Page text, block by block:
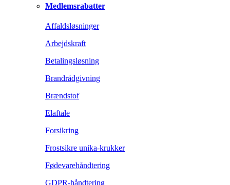
Medlemsrabatter
Affaldsløsninger
Arbejdskraft
Betalingsløsning
Brandrådgivning
Brændstof
Elaftale
Forsikring
Frostsikre unika-krukker
Fødevarehåndtering
GDPR-håndtering